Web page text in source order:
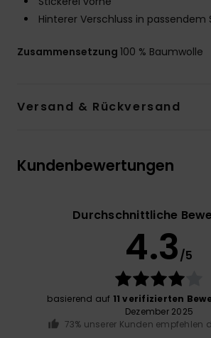
Hinterer Verschluss in passendem
Zusammensetzung 100 % Baumwolle
Versand & Rückversand
Kundenbewertungen
Durchschnittliche
4.3/5
basierend auf 11 verifizierten
Dezember 2025
73% unserer Kunden empfehlen